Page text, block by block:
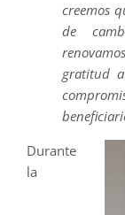
creemos
de
gratitud
Durante
la